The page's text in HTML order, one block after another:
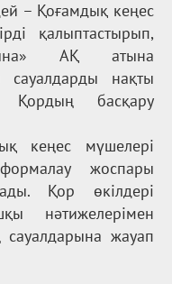
– Қоғамдық кеңес
қалыптастырып,
АҚ атына
сауалдарды нақты
Қордың басқару
кеңес мүшелері
жоспары
Қор өкілдері
нәтижелерімен
сауалдарына жауап